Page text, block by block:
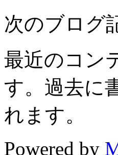
次のブログ
最近のコン
す。過去に
れます。
Powered by